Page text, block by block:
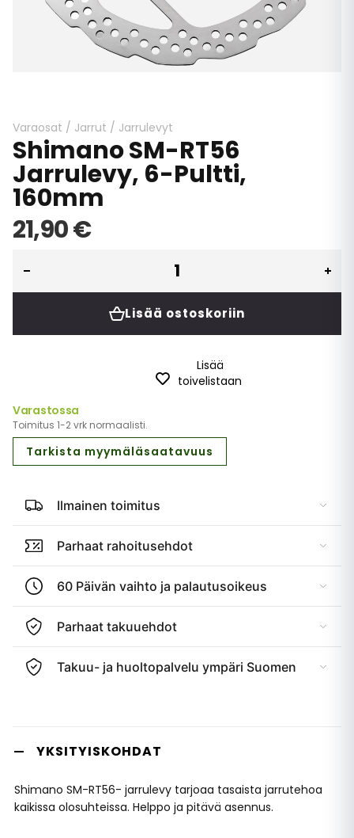
beginning
of
the
images
gallery
Varaosat / Jarrut / Jarrulevyt
Shimano SM-RT56
Jarrulevy, 6-Pultti,
160mm
21,90 €
Lisää ostoskoriin
Lisää
toivelistaan
Varastossa
Toimitus 1-2 vrk normaalisti.
Tarkista myymäläsaatavuus
Ilmainen toimitus
Parhaat rahoitusehdot
60 Päivän vaihto ja palautusoikeus
Parhaat takuuehdot
Takuu- ja huoltopalvelu ympäri Suomen
YKSITYISKOHDAT
Shimano SM-RT56- jarrulevy tarjoaa tasaista jarrutehoa
kaikissa olosuhteissa. Helppo ja pitävä asennus.